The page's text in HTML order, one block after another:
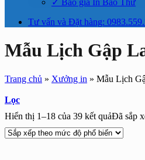
✓ Báo giá In Bao Thư
Tư vấn và Đặt hàng:
Mẫu Lịch Gập
Trang chủ » Xưởng in » Mẫu Lịch
Lọc
Hiển thị 1–18 của 39 kết quảĐã sắp